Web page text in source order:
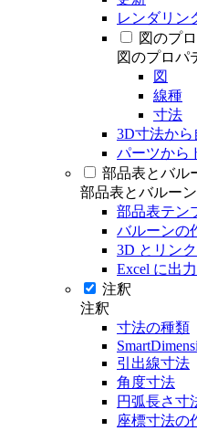
レンダリン
図のプ
図のプロパ
図
線種
寸法
3D寸法か
パーツから
部品表とバル
部品表とバルー
部品表テン
バルーンの
3D とリン
Excel に出力
注釈
注釈
寸法の種類
引出線寸法
角度寸法
円弧長さ寸
座標寸法の